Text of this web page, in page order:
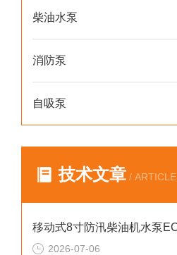
柴油水泵
消防泵
自吸泵
技术文章 / ARTICLE
2026-07-06